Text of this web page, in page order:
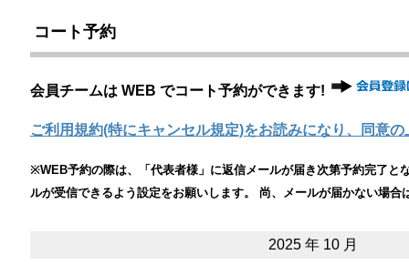
コート予約
会員チームは WEB でコート予約ができます!
ご利用規約(特にキャンセル規定)をお読みになり、同意
※WEB予約の際は、「代表者様」に返信メールが届き次第予約完了
ルが受信できるよう設定をお願いします。 尚、メールが届かない場
2025 年 10 月